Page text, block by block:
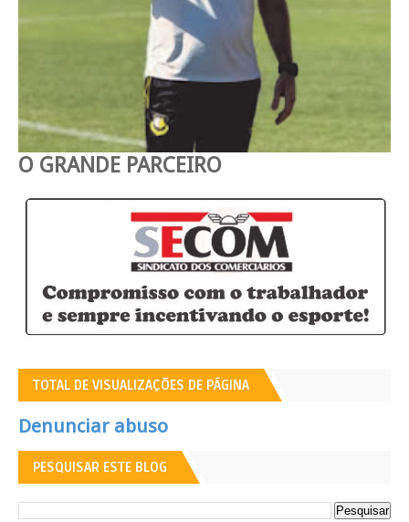
O GRANDE PARCEIRO
TOTAL DE VISUALIZAÇÕES DE PÁGINA
Denunciar abuso
PESQUISAR ESTE BLOG